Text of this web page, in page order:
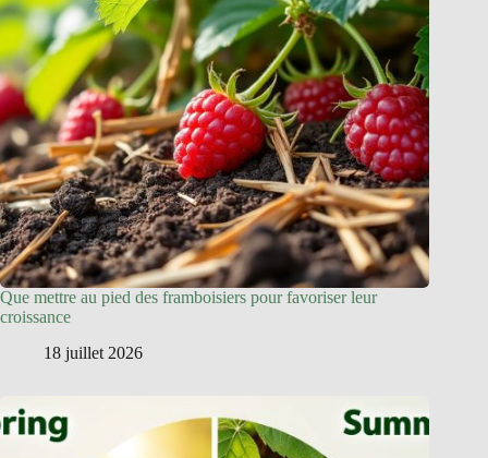
Que mettre au pied des framboisiers pour favoriser leur
croissance
18 juillet 2026